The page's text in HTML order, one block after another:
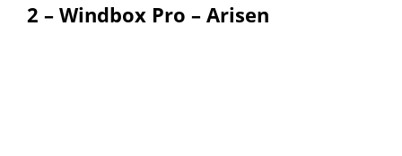
2 – Windbox Pro – Arisen